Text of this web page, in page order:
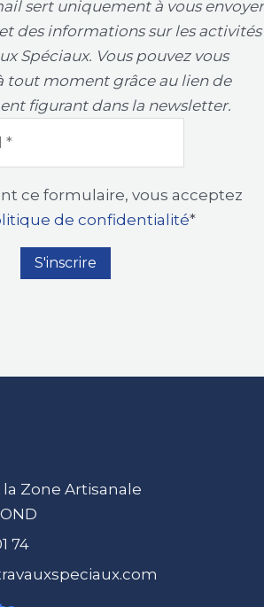
sert uniquement à vous envoyer
des informations sur les activités
Spéciaux. Vous pouvez vous
tout moment grâce au lien de
figurant dans la newsletter.
ce formulaire, vous acceptez
de confidentialité*
Zone Artisanale
74